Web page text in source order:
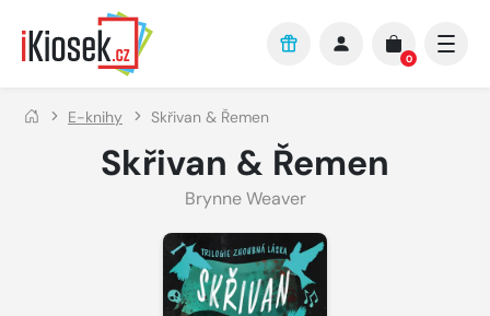
Přejít na hlavní obsah
0
E-knihy Skřivan & Řemen
Skřivan & Řemen
Brynne Weaver